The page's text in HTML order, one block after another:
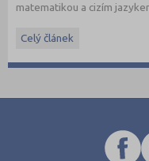
matematikou a cizím
informacemi.
Celý článek